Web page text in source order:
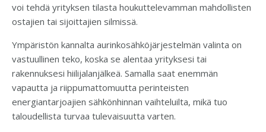
voi tehdä yrityksen tilasta houkuttelevamman mahdollisten
ostajien tai sijoittajien silmissä.
Ympäristön kannalta aurinkosähköjärjestelmän valinta on
vastuullinen teko, koska se alentaa yrityksesi tai
rakennuksesi hiilijalanjälkeä. Samalla saat enemmän
vapautta ja riippumattomuutta perinteisten
energiantarjoajien sähkönhinnan vaihteluilta, mikä tuo
taloudellista turvaa tulevaisuutta varten.